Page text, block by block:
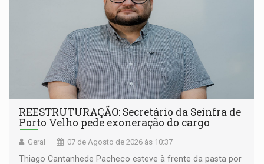
REESTRUTURAÇÃO: Secretário da Seinfra de
Porto Velho pede exoneração do cargo
Geral 07 de Agosto de 2026 às 10:37
Thiago Cantanhede Pacheco esteve à frente da pasta por